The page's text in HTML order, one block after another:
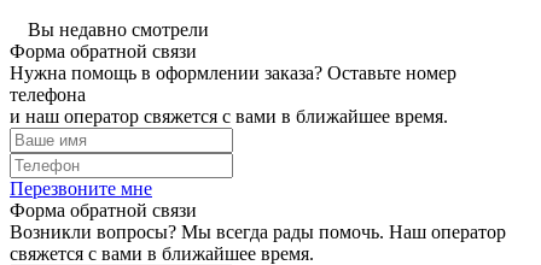
Вы недавно смотрели
Форма обратной связи
Нужна помощь в оформлении заказа? Оставьте номер
телефона
и наш оператор свяжется с вами в ближайшее время.
Перезвоните мне
Форма обратной связи
Возникли вопросы? Мы всегда рады помочь. Наш оператор
свяжется с вами в ближайшее время.